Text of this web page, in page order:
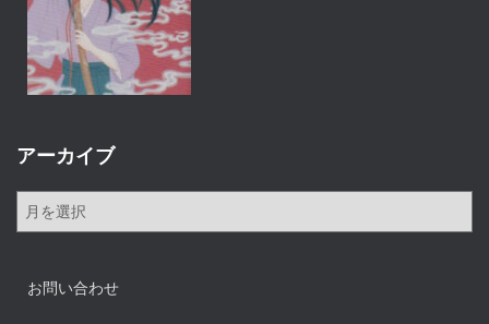
アーカイブ
ア
ブ
お問い合わせ